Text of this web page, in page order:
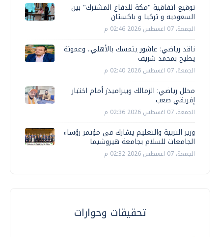
توقيع اتفاقية "مكة للدفاع المشترك" بين
السعودية و تركيا و باكستان
الجمعة، 07 اغسطس 2026 02:46 م
ناقد رياضي: عاشور يتمسك بالأهلي.. وعموتة
يطيح بمحمد شريف
الجمعة، 07 اغسطس 2026 02:40 م
محلل رياضي: الزمالك وبيراميدز أمام اختبار
إفريقي صعب
الجمعة، 07 اغسطس 2026 02:36 م
وزير التربية والتعليم يشارك فى مؤتمر رؤساء
الجامعات للسلام بجامعة هيروشيما
الجمعة، 07 اغسطس 2026 02:32 م
تحقيقات وحوارات